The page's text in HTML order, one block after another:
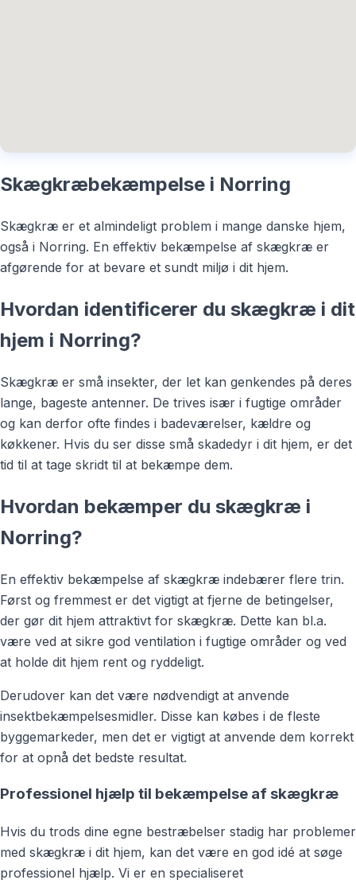
Skægkræbekæmpelse i Norring
Skægkræ er et almindeligt problem i mange danske hjem,
også i Norring. En effektiv bekæmpelse af skægkræ er
afgørende for at bevare et sundt miljø i dit hjem.
Hvordan identificerer du skægkræ i dit
hjem i Norring?
Skægkræ er små insekter, der let kan genkendes på deres
lange, bageste antenner. De trives især i fugtige områder
og kan derfor ofte findes i badeværelser, kældre og
køkkener. Hvis du ser disse små skadedyr i dit hjem, er det
tid til at tage skridt til at bekæmpe dem.
Hvordan bekæmper du skægkræ i
Norring?
En effektiv bekæmpelse af skægkræ indebærer flere trin.
Først og fremmest er det vigtigt at fjerne de betingelser,
der gør dit hjem attraktivt for skægkræ. Dette kan bl.a.
være ved at sikre god ventilation i fugtige områder og ved
at holde dit hjem rent og ryddeligt.
Derudover kan det være nødvendigt at anvende
insektbekæmpelsesmidler. Disse kan købes i de fleste
byggemarkeder, men det er vigtigt at anvende dem korrekt
for at opnå det bedste resultat.
Professionel hjælp til bekæmpelse af skægkræ
Hvis du trods dine egne bestræbelser stadig har problemer
med skægkræ i dit hjem, kan det være en god idé at søge
professionel hjælp. Vi er en specialiseret